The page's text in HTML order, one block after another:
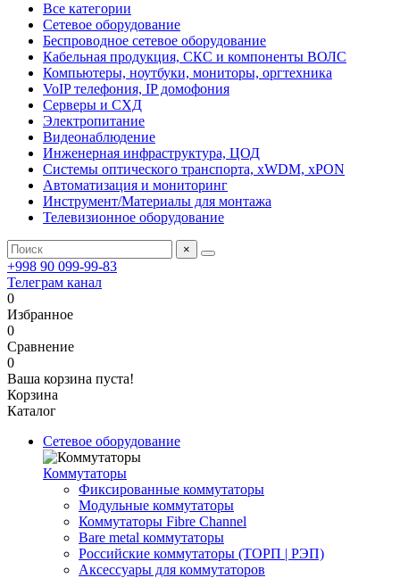
Все категории
Сетевое оборудование
Беспроводное сетевое оборудование
Кабельная продукция, СКС и компоненты ВОЛС
Компьютеры, ноутбуки, мониторы, оргтехника
VoIP телефония, IP домофония
Серверы и СХД
Электропитание
Видеонаблюдение
Инженерная инфраструктура, ЦОД
Системы оптического транспорта, xWDM, xPON
Автоматизация и мониторинг
Инструмент/Материалы для монтажа
Телевизионное оборудование
×
+998 90 099-99-83
Телеграм канал
0
Избранное
0
Сравнение
0
Ваша корзина пуста!
Корзина
Каталог
Сетевое оборудование
Коммутаторы
Фиксированные коммутаторы
Модульные коммутаторы
Коммутаторы Fibre Channel
Bare metal коммутаторы
Российские коммутаторы (ТОРП | РЭП)
Аксессуары для коммутаторов